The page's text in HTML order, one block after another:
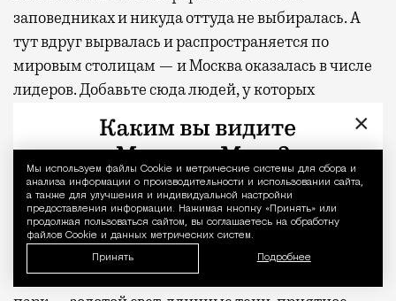
Уведомление
Мы используем файлы Сookie и метрические системы для сбора и
анализа информации о производительности и использовании сайта,
а также для улучшения и индивидуальной настройки
предоставления информации. Нажимая кнопку «Принять» или
продолжая пользоваться сайтом, вы соглашаетесь на обработку
файлов Cookie и данных метрических систем.
Принять Подробнее
заповедниках и никуда оттуда не выбиралась. А
тут вдруг вырвалась и распространяется по
мировым столицам — и Москва оказалась в числе
лидеров. Добавьте сюда людей, у которых
размылись границы рабочего дня, а вместе с ними
и само понятие отпуска — и вот бассейн в парке с
рабочим Wi-Fi выглядит не курьезом, а точным
ответом на запрос.
Вместо чемодана
К вечеру возвращаюсь тем же маршрутом через
×